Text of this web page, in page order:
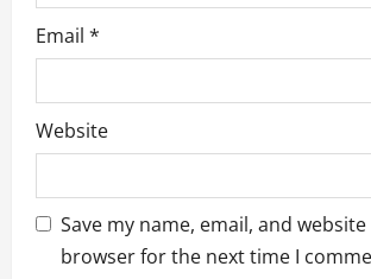
Email *
Website
Save my name, email, and
browser for the next time I